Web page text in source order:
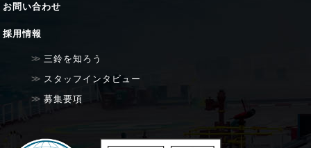
お問い合わせ
採用情報
三鈴を知ろう
スタッフインタビュー
募集要項